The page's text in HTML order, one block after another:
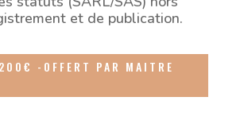
et de publication.
-OFFERT PAR MAITRE